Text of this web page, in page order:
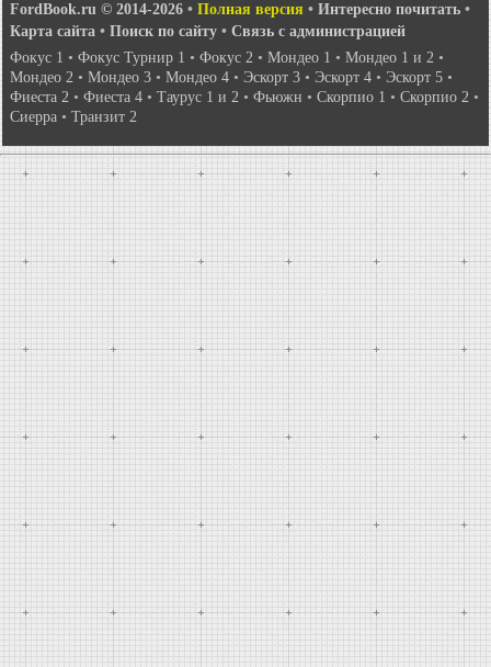
FordBook.ru © 2014-2026 • Полная версия • Интересно почитать •
Карта сайта • Поиск по сайту • Связь с администрацией
Фокус 1 • Фокус Турнир 1 • Фокус 2 • Мондео 1 • Мондео 1 и 2 •
Мондео 2 • Мондео 3 • Мондео 4 • Эскорт 3 • Эскорт 4 • Эскорт 5 •
Фиеста 2 • Фиеста 4 • Таурус 1 и 2 • Фьюжн • Скорпио 1 • Скорпио 2 •
Сиерра • Транзит 2